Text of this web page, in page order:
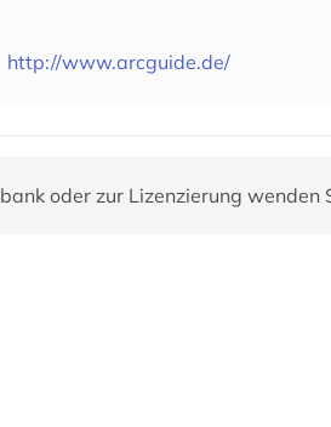
http://www.arcguide.de/
oder zur Lizenzierung wenden